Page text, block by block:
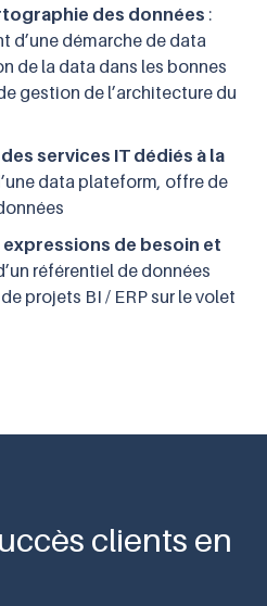
des données :
d’une démarche de data
de la data dans les bonnes
gestion de l’architecture du
services IT dédiés à la
data plateform, offre de
de besoin et
référentiel de données
projets BI / ERP sur le volet
clients en